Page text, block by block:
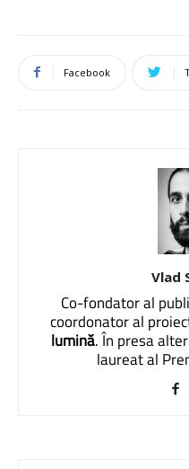
Facebook
Vlad
Co-fondator al
coordonator al
lumină. În presa
laureat al